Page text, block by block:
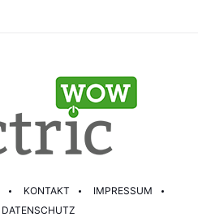
KONTAKT
IMPRESSUM
DATENSCHUTZ